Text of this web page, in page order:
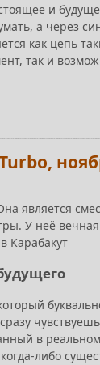
и
а через
как цепь
так и
является
У неё
Карабакут
в
либо